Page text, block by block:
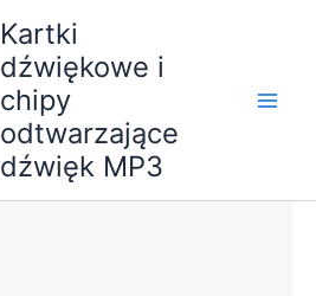
Kartki
dźwiękowe i
chipy
odtwarzające
dźwięk MP3